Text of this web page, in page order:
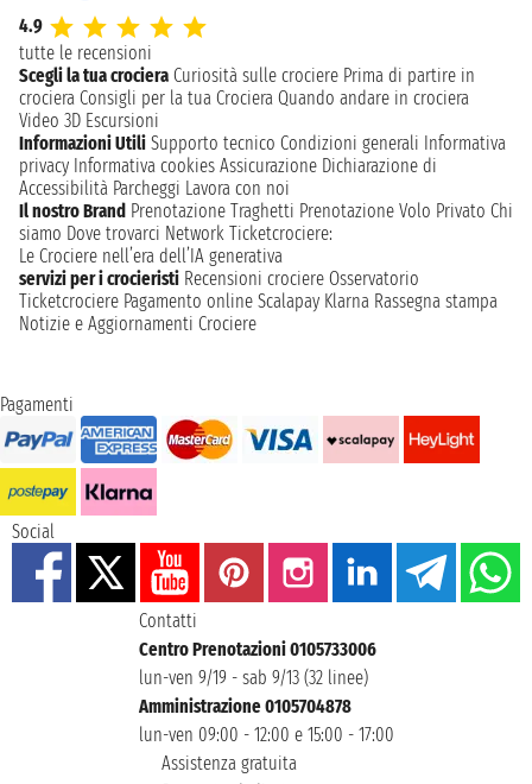
4.9
tutte le recensioni
Scegli la tua crociera Curiosità sulle crociere Prima di partire in
crociera Consigli per la tua Crociera Quando andare in crociera
Video 3D Escursioni
Informazioni Utili Supporto tecnico Condizioni generali Informativa
privacy Informativa cookies Assicurazione Dichiarazione di
Accessibilità Parcheggi Lavora con noi
Il nostro Brand Prenotazione Traghetti Prenotazione Volo Privato Chi
siamo Dove trovarci Network Ticketcrociere:
Le Crociere nell’era dell’IA generativa
servizi per i crocieristi Recensioni crociere Osservatorio
Ticketcrociere Pagamento online Scalapay Klarna Rassegna stampa
Notizie e Aggiornamenti Crociere
Pagamenti
Social
Contatti
Centro Prenotazioni 0105733006
lun-ven 9/19 - sab 9/13 (32 linee)
Amministrazione 0105704878
lun-ven 09:00 - 12:00 e 15:00 - 17:00
Assistenza gratuita